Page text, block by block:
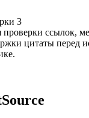
3
проверки ссылок,
цитаты перед